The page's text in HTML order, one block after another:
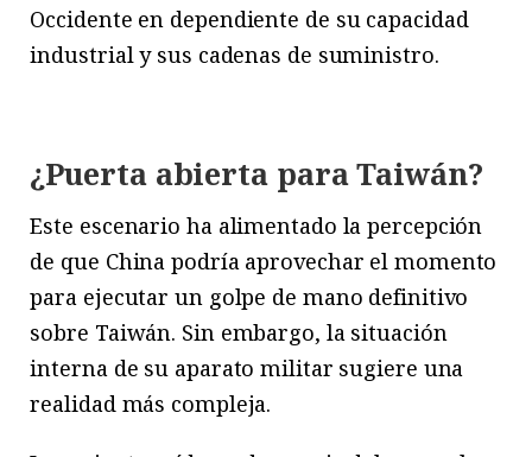
Occidente en dependiente de su capacidad
industrial y sus cadenas de suministro.
¿Puerta abierta para Taiwán?
Este escenario ha alimentado la percepción
de que China podría aprovechar el momento
para ejecutar un golpe de mano definitivo
sobre Taiwán. Sin embargo, la situación
interna de su aparato militar sugiere una
realidad más compleja.